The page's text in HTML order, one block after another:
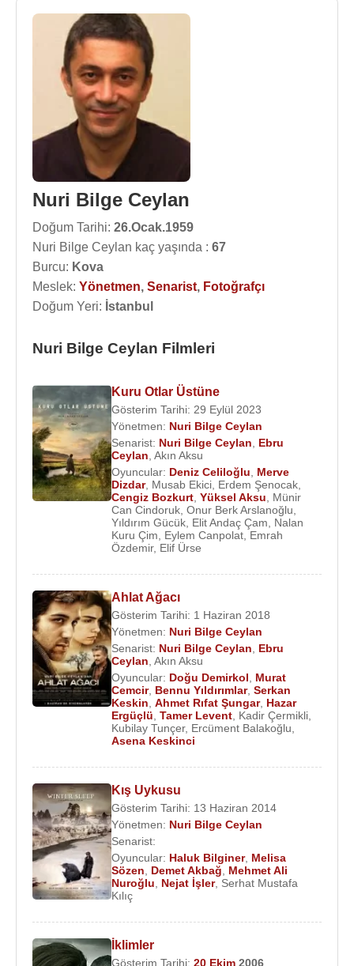
Nuri Bilge Ceylan
Doğum Tarihi: 26.Ocak.1959
Nuri Bilge Ceylan kaç yaşında : 67
Burcu: Kova
Meslek: Yönetmen, Senarist, Fotoğrafçı
Doğum Yeri: İstanbul
Nuri Bilge Ceylan Filmleri
Kuru Otlar Üstüne
Gösterim Tarihi: 29 Eylül 2023
Yönetmen: Nuri Bilge Ceylan
Senarist: Nuri Bilge Ceylan
Ebru
Ceylan Akın Aksu
Oyuncular: Deniz Celiloğlu
Merve
Dizdar, Musab Ekici Erdem Şenocak
Cengiz Bozkurt Yüksel Aksu
Münir
Can Cindoruk Onur Berk Arslanoğlu
Yıldırım Gücük Elit Andaç Çam
Nalan
Kuru Çim
Eylem Canpolat Emrah
Özdemir, Elif Ürse
Ahlat Ağacı
Gösterim Tarihi: 1 Haziran 2018
Yönetmen: Nuri Bilge Ceylan
Senarist: Nuri Bilge Ceylan
Ebru
Ceylan Akın Aksu
Oyuncular: Doğu Demirkol
Murat
Cemcir, Bennu Yıldırımlar, Serkan
Keskin Ahmet Rıfat Şungar, Hazar
Ergüçlü Tamer Levent Kadir Çermikli
Kubilay Tunçer, Ercüment Balakoğlu
Asena Keskinci
Kış Uykusu
Gösterim Tarihi: 13 Haziran 2014
Yönetmen: Nuri Bilge Ceylan
Senarist:
Oyuncular: Haluk Bilginer, Melisa
Sözen
Demet Akbağ
Mehmet Ali
Nuroğlu
Nejat İşler, Serhat Mustafa
Kılıç
İklimler
Gösterim Tarihi: 20 Ekim 2006